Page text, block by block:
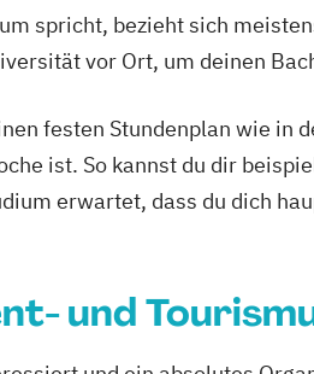
spricht, bezieht sich
vor Ort, um deinen
festen Stundenplan wie in
ist. So kannst du dir
erwartet, dass du dich
und